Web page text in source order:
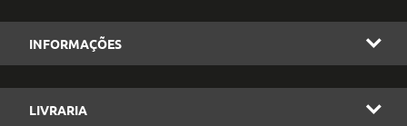
INFORMAÇÕES
LIVRARIA